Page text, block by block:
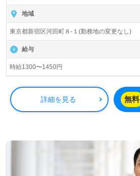
地域
東京都新宿区河田町８-１(勤務地の変更なし)
給与
時給1300〜1450円
詳細を見る 無料